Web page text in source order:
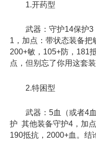
1.开药型
武器：守护14保护3
1，加点：带状态装备把
200+敏，105+防，181
点，但别忘了你用这套
2.特困型
武器：5血（或者4血
护 其他装备守护4，加
190抵抗，2000+血。结